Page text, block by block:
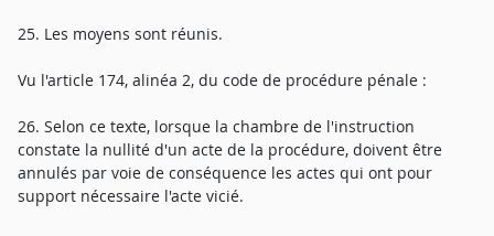
25. Les moyens sont réunis.
Vu l'article 174, alinéa 2, du code de procédure pénale :
26. Selon ce texte, lorsque la chambre de l'instruction
constate la nullité d'un acte de la procédure, doivent être
annulés par voie de conséquence les actes qui ont pour
support nécessaire l'acte vicié.